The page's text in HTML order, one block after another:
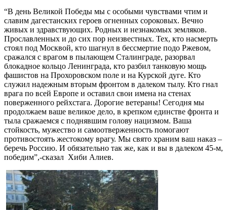
“В день Великой Победы мы с особыми чувствами чтим и
славим дагестанских героев огненных сороковых. Вечно
живых и здравствующих. Родных и незнакомых земляков.
Прославленных и до сих пор неизвестных. Тех, кто насмерть
стоял под Москвой, кто шагнул в бессмертие подо Ржевом,
сражался с врагом в пылающем Сталинграде, разорвал
блокадное кольцо Ленинграда, кто разбил танковую мощь
фашистов на Прохоровском поле и на Курской дуге. Кто
служил надежным вторым фронтом в далеком тылу. Кто гнал
врага по всей Европе и оставил свои имена на стенах
поверженного рейхстага. Дорогие ветераны! Сегодня мы
продолжаем ваше великое дело, в крепком единстве фронта и
тыла сражаемся с поднявшим голову нацизмом. Ваша
стойкость, мужество и самоотверженность помогают
противостоять жестокому врагу. Мы свято храним ваш наказ –
беречь Россию. И обязательно так же, как и вы в далеком 45-м,
победим”,-сказал Хиби Алиев.